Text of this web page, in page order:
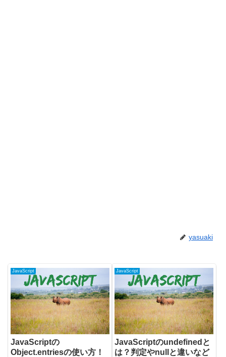
yasuaki
JavaScript
JavaScriptの
Object.entriesの使い方！
JavaScript
JavaScriptのundefinedと
は？判定やnullと違いなど